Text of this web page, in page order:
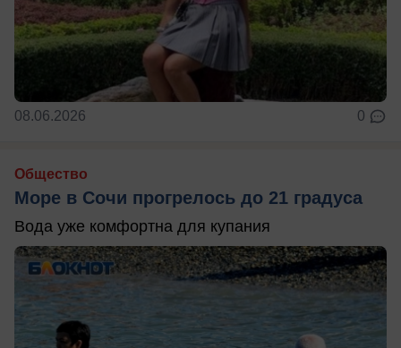
08.06.2026 0
Общество
Море в Сочи прогрелось до 21 градуса
Вода уже комфортна для купания